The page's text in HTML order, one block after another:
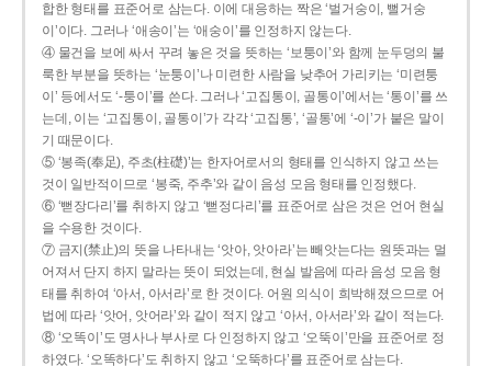
합한 형태를 표준어로 삼는다. 이에 대응하는 짝은 ‘벌거숭이, 뻘거숭
이’이다. 그러나 ‘애송이’는 ‘애숭이’를 인정하지 않는다.
④ 물건을 보에 싸서 꾸려 놓은 것을 뜻하는 ‘보퉁이’와 함께 눈두덩의 불
룩한 부분을 뜻하는 ‘눈퉁이’나 미련한 사람을 낮추어 가리키는 ‘미련퉁
이’ 등에서도 ‘-퉁이’를 쓴다. 그러나 ‘고집통이, 골통이’에서는 ‘통이’를 쓰
는데, 이는 ‘고집통이, 골통이’가 각각 ‘고집통’, ‘골통’에 ‘-이’가 붙은 말이
기 때문이다.
⑤ ‘봉족(奉足), 주초(柱礎)’는 한자어로서의 형태를 인식하지 않고 쓰는
것이 일반적이므로 ‘봉죽, 주추’와 같이 음성 모음 형태를 인정했다.
⑥ ‘뻗장다리’를 취하지 않고 ‘뻗정다리’를 표준어로 삼은 것은 언어 현실
을 수용한 것이다.
⑦ 금지(禁止)의 뜻을 나타내는 ‘앗아, 앗아라’는 빼앗는다는 원뜻과는 멀
어져서 단지 하지 말라는 뜻이 되었는데, 현실 발음에 따라 음성 모음 형
태를 취하여 ‘아서, 아서라’로 한 것이다. 어원 의식이 희박해졌으므로 어
법에 따라 ‘앗어, 앗어라’와 같이 적지 않고 ‘아서, 아서라’와 같이 적는다.
⑧ ‘오똑이’도 명사나 부사로 다 인정하지 않고 ‘오뚝이’만을 표준어로 정
하였다. ‘오똑하다’도 취하지 않고 ‘오뚝하다’를 표준어로 삼는다.